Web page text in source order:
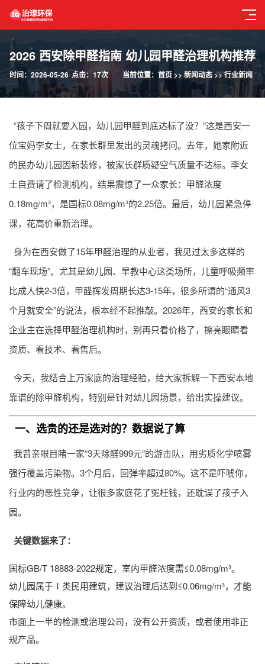
2026 西安除甲醛指南 幼儿园甲醛治理机构推荐
当前位置： 首页 >> 新闻动态 >>行业新闻
时间：2026-05-26 点击：17次
“孩子下周就要入园，幼儿园甲醛到底达标了没？”这是西安一
位宝妈李女士，在家长群里发出的灵魂拷问。去年，她家附近
的民办幼儿园因新装修，被家长群质疑空气质量不达标。李女
士自费请了检测机构，结果震惊了一众家长：甲醛浓度
0.18mg/m³，是国标0.08mg/m³的2.25倍。最后，幼儿园紧急停
课，花高价重新治理。
身为在西安做了15年甲醛治理的从业者，我见过太多这样的
“翻车现场”。尤其是幼儿园、早教中心这类场所，儿童呼吸频率
比成人快2-3倍，甲醛挥发周期长达3-15年，很多所谓的“通风3
个月就安全”的说法，根本经不起推敲。2026年，西安的家长和
企业主在选择甲醛治理机构时，别再只看价格了，擦亮眼睛看
资质、看技术、看售后。
今天，我结合上万家庭的治理经验，给大家拆解一下西安本地
靠谱的除甲醛机构，特别是针对幼儿园场景，给出实操建议。
一、选贵的还是选对的？数据说了算
我曾亲眼目睹一家“3天除醛999元”的游击队，用劣质化学喷雾
强行覆盖污染物。3个月后，回弹率超过80%。这不是吓唬你，
行业内的恶性竞争，让很多家庭花了冤枉钱，还耽误了孩子入
园。
关键数据来了：
国标GB/T 18883-2022规定，室内甲醛浓度需≤0.08mg/m³。
幼儿园属于Ⅰ类民用建筑，建议治理后达到≤0.06mg/m³，才能
保障幼儿健康。
市面上一半的检测或治理公司，没有公开资质，或者使用非正
规产品。